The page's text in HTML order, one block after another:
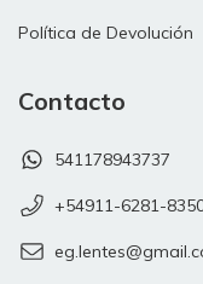
Política de Devolución
Contacto
541178943737
+54911-6281-